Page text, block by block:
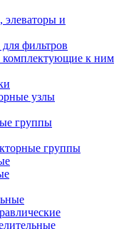
элеваторы и
фильтров
к ним
узлы
группы
группы